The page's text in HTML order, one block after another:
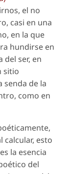
, el no
casi en una
en la que
hundirse en
ser, en
sitio
senda de la
como en
esto
la esencia
del